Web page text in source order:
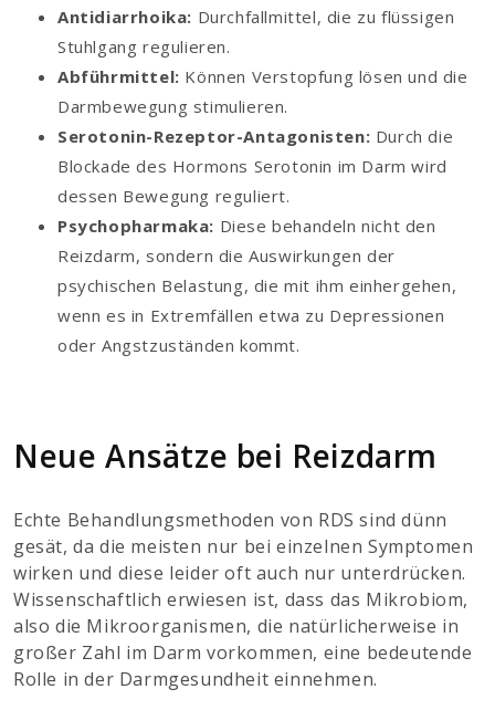
Antidiarrhoika: Durchfallmittel, die zu flüssigen
Stuhlgang regulieren.
Abführmittel: Können Verstopfung lösen und die
Darmbewegung stimulieren.
Serotonin-Rezeptor-Antagonisten: Durch die
Blockade des Hormons Serotonin im Darm wird
dessen Bewegung reguliert.
Psychopharmaka: Diese behandeln nicht den
Reizdarm, sondern die Auswirkungen der
psychischen Belastung, die mit ihm einhergehen,
wenn es in Extremfällen etwa zu Depressionen
oder Angstzuständen kommt.
Neue Ansätze bei Reizdarm
Echte Behandlungsmethoden von RDS sind dünn
gesät, da die meisten nur bei einzelnen Symptomen
wirken und diese leider oft auch nur unterdrücken.
Wissenschaftlich erwiesen ist, dass das Mikrobiom,
also die Mikroorganismen, die natürlicherweise in
großer Zahl im Darm vorkommen, eine bedeutende
Rolle in der Darmgesundheit einnehmen.